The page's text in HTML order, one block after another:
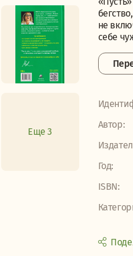
Еще 3
не
себе
Автор:
Год:
ISBN: